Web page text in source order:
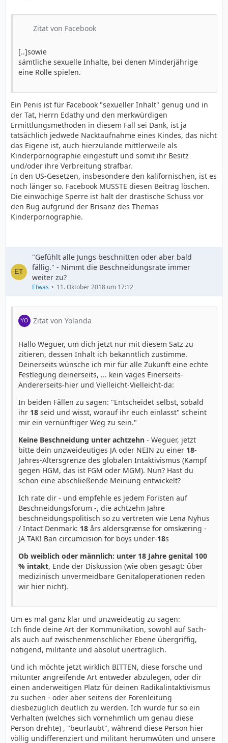
Zitat von Facebook
[..]sowie
sämtliche sexuelle Inhalte, bei denen Minderjährige
eine Rolle spielen.
Ein Penis ist für Facebook "sexueller Inhalt" genug und in
der Tat, Herrn Edathy und den merkwürdigen
Ermittlungsmethoden in diesem Fall sei Dank, ist ja
tatsächlich jedwede Nacktaufnahme eines Kindes, das nicht
das Eigene ist, auch hierzulande mittlerweile als
Kinderpornographie eingestuft und somit ihr Besitz
und/oder ihre Verbreitung strafbar.
In den US-Gesetzen, insbesondere den kalifornischen, ist es
noch länger so. Facebook MUSSTE diesen Beitrag löschen.
Die einwöchige Sperre ist halt der drastische Schuss vor
den Bug aufgrund der Brisanz des Themas
Kinderpornographie.
"Gefühlt alle Jungs beschnitten oder aber bald
fällig." - Nimmt die Beschneidungsrate immer
weiter zu?
Etwas 11. Oktober 2018 um 17:12
Zitat von Yolanda
Hallo Weguer, um dich jetzt nur mit diesem Satz zu
zitieren, dessen Inhalt ich bekanntlich zustimme.
Deinerseits wünsche ich mir für alle Zukunft eine echte
Festlegung deinerseits, ... kein vages Einerseits-
Andererseits-hier und Vielleicht-Vielleicht-da:
In beiden Fällen zu sagen: "Entscheidet selbst, sobald
ihr 18 seid und wisst, worauf ihr euch einlasst" scheint
mir ein vernünftiger Weg zu sein."
Keine Beschneidung unter achtzehn - Weguer, jetzt
bitte dein unzweideutiges JA oder NEIN zu einer 18-
Jahres-Altersgrenze des globalen Intaktivismus (Kampf
gegen HGM, das ist FGM oder MGM). Nun? Hast du
schon eine abschließende Meinung entwickelt?
Ich rate dir - und empfehle es jedem Foristen auf
Beschneidungsforum -, die achtzehn Jahre
beschneidungspolitisch so zu vertreten wie Lena Nyhus
/ Intact Denmark: 18 års aldersgrænse for omskæring -
JA TAK! Ban circumcision for boys under-18s
Ob weiblich oder männlich: unter 18 Jahre genital 100
% intakt, Ende der Diskussion (wie oben gesagt: über
medizinisch unvermeidbare Genitaloperationen reden
wir hier nicht).
Um es mal ganz klar und unzweideutig zu sagen:
Ich finde deine Art der Kommunikation, sowohl auf Sach-
als auch auf zwischenmenschlicher Ebene übergriffig,
nötigend, militante und absolut unerträglich.
Und ich möchte jetzt wirklich BITTEN, diese forsche und
mitunter angreifende Art entweder abzulegen, oder dir
einen anderweitigen Platz für deinen Radikalintaktivismus
zu suchen - oder aber seitens der Forenleitung
diesbezüglich deutlich zu werden. Ich wurde für so ein
Verhalten (welches sich vornehmlich um genau diese
Person drehte) , "beurlaubt", während diese Person hier
völlig undifferenziert und militant herumwüten und unsere